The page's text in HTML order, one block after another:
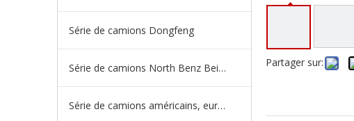
Série de camions Dongfeng
Série de camions North Benz Beiben
Série de camions américains, européens et japonais
Partager sur: